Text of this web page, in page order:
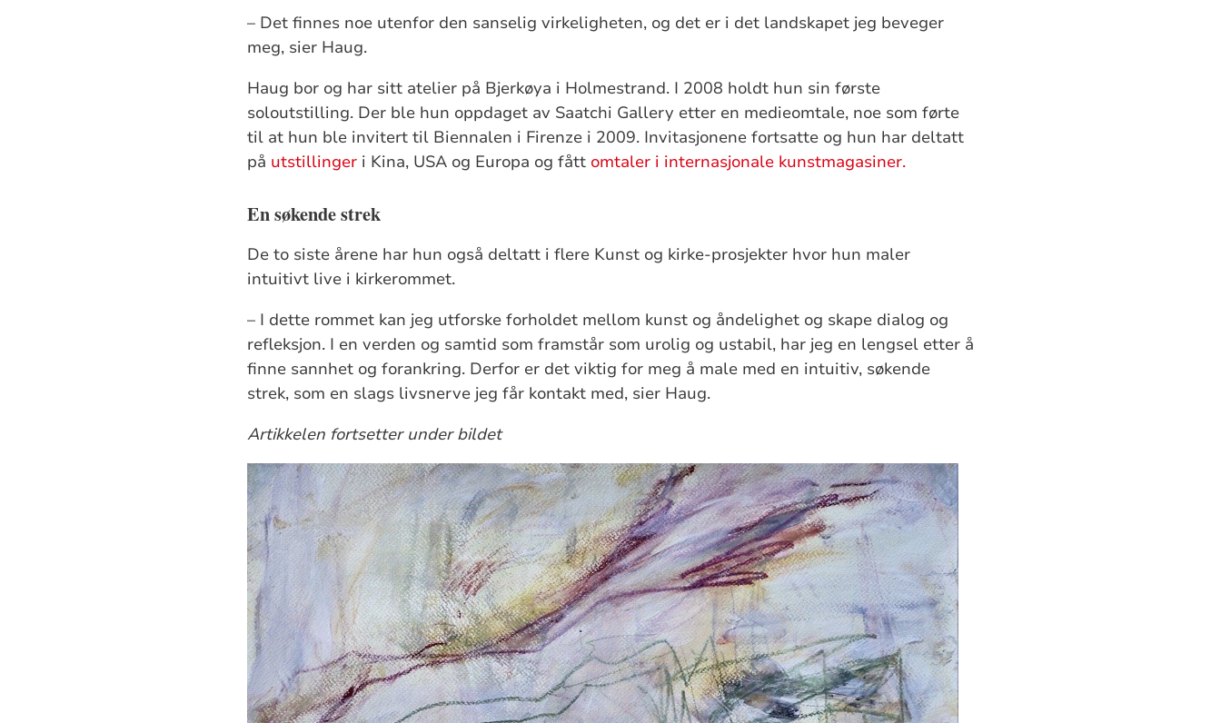
– Det finnes noe utenfor den sanselig virkeligheten, og det er i det landskapet jeg beveger
meg, sier Haug.
Haug bor og har sitt atelier på Bjerkøya i Holmestrand. I 2008 holdt hun sin første
soloutstilling. Der ble hun oppdaget av Saatchi Gallery etter en medieomtale, noe som førte
til at hun ble invitert til Biennalen i Firenze i 2009. Invitasjonene fortsatte og hun har deltatt
på utstillinger i Kina, USA og Europa og fått omtaler i internasjonale kunstmagasiner.
En søkende strek
De to siste årene har hun også deltatt i flere Kunst og kirke-prosjekter hvor hun maler
intuitivt live i kirkerommet.
– I dette rommet kan jeg utforske forholdet mellom kunst og åndelighet og skape dialog og
refleksjon. I en verden og samtid som framstår som urolig og ustabil, har jeg en lengsel etter å
finne sannhet og forankring. Derfor er det viktig for meg å male med en intuitiv, søkende
strek, som en slags livsnerve jeg får kontakt med, sier Haug.
Artikkelen fortsetter under bildet